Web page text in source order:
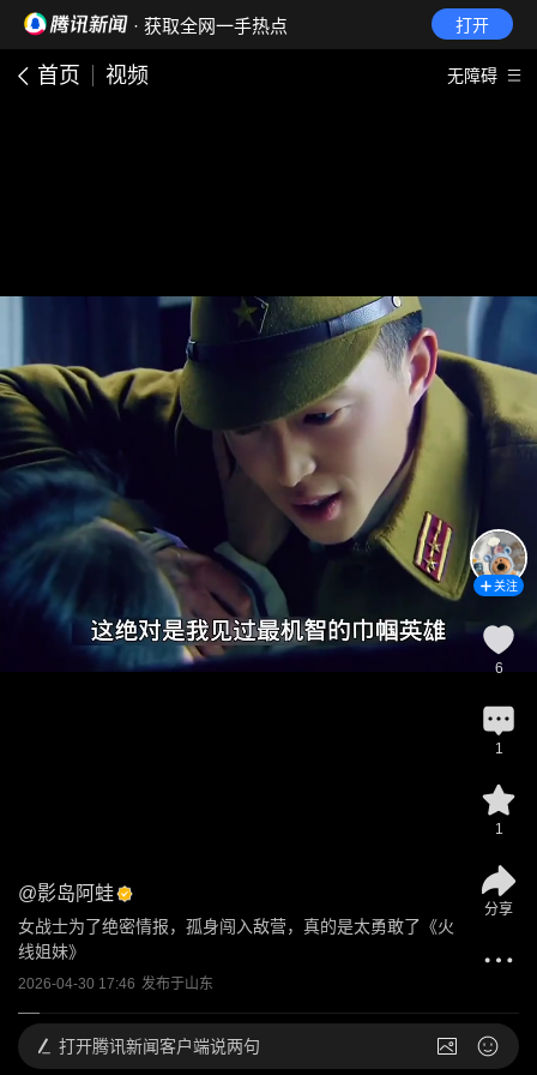
· 获取全网一手热点 打开
首页 视频 无障碍
@影岛阿蛙
女战士为了绝密情报，孤身闯入敌营，真的是太勇敢了《火
线姐妹》
2026-04-30 17:46 发布于山东
关注
6
1
1
分享
打开腾讯新闻客户端说两句